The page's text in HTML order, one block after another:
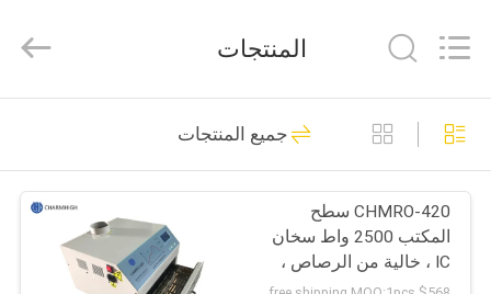
بيت
منتجات
مقاطع
TECHNOLOGY
LIMITED.
Reserved.
آلة SMT Pick and
Place
72
المنتجات
جميع المنتجات
CHMRO-420 سطح
المكتب 2500 واط سخان
IC ، خالية من الرصاص ،
هواء ساخن ، فرن إعادة